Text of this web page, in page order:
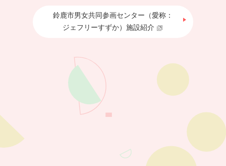
鈴鹿市男女共同参画センター（愛称：
ジェフリーすずか）施設紹介